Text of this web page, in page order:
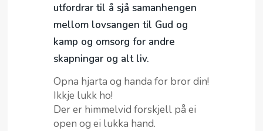
utfordrar til å sjå samanhengen
mellom lovsangen til Gud og
kamp og omsorg for andre
skapningar og alt liv.
Opna hjarta og handa for bror din!
Ikkje lukk ho!
Der er himmelvid forskjell på ei
open og ei lukka hand.